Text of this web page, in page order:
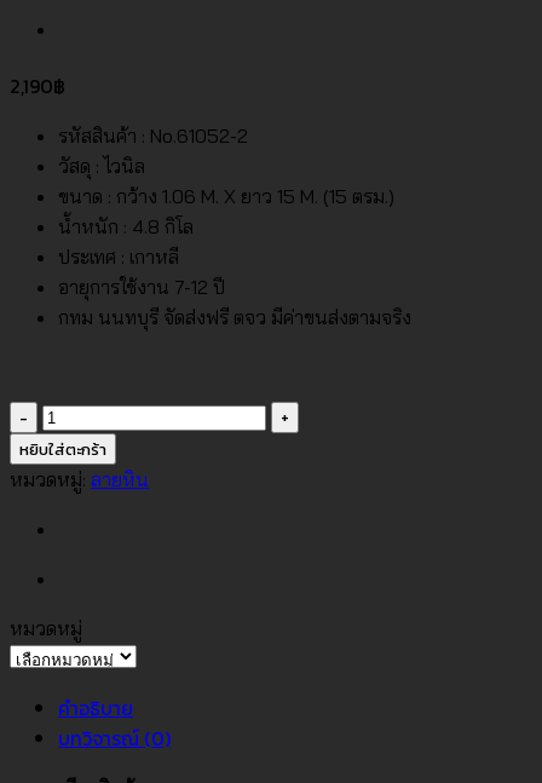
2,190฿
รหัสสินค้า : No.61052-2
วัสดุ : ไวนิล
ขนาด : กว้าง 1.06 M. X ยาว 15 M. (15 ตรม.)
น้ำหนัก : 4.8 กิโล
ประเทศ : เกาหลี
อายุการใช้งาน 7-12 ปี
กทม นนทบุรี จัดส่งฟรี ตจว มีค่าขนส่งตามจริง
จำนวน
วอลเปเปอร์
ลาย
สี
เทา
No.61052-
ชิ้น
หยิบใส่ตะกร้า
หมวดหมู่: ลายหิน
หมวดหมู่
หมวด
คำอธิบาย
บทวิจารณ์ (0)